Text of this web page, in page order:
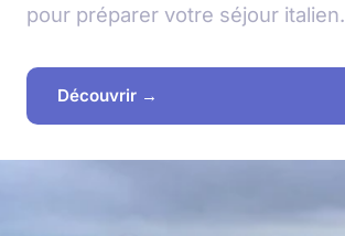
pour préparer votre séjour italien.
Découvrir →